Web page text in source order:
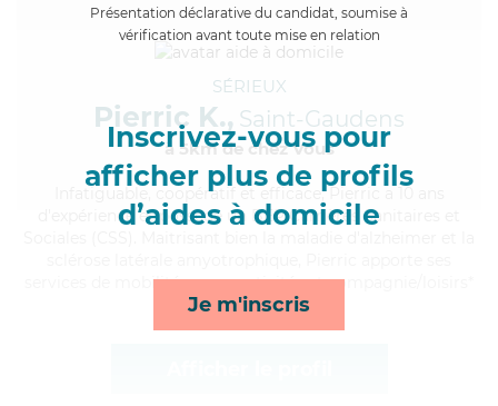
Présentation déclarative du candidat, soumise à
vérification avant toute mise en relation
Inscrivez-vous pour
afficher plus de profils
d’aides à domicile
Je m'inscris
SÉRIEUX
Pierric K., Saint-Gaudens
à 5km de chez Vous
, coopératif et efficace, Pierric a 10 ans
d'expérience et possède un BEP Carrières Sanitaires et
services de mobilité, repas, activités et compagnie/loisirs*